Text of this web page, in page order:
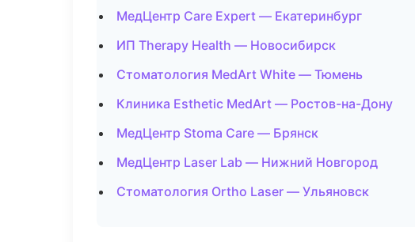
МедЦентр Care Expert — Екатеринбург
ИП Therapy Health — Новосибирск
Стоматология MedArt White — Тюмень
Клиника Esthetic MedArt — Ростов-на-Дону
МедЦентр Stoma Care — Брянск
МедЦентр Laser Lab — Нижний Новгород
Стоматология Ortho Laser — Ульяновск